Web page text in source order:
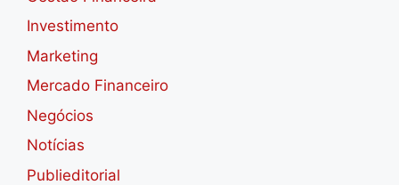
Investimento
Marketing
Mercado Financeiro
Negócios
Notícias
Publieditorial